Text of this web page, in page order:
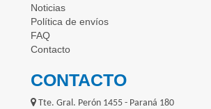
Noticias
Política de envíos
FAQ
Contacto
CONTACTO
Tte. Gral. Perón 1455 - Paraná 180